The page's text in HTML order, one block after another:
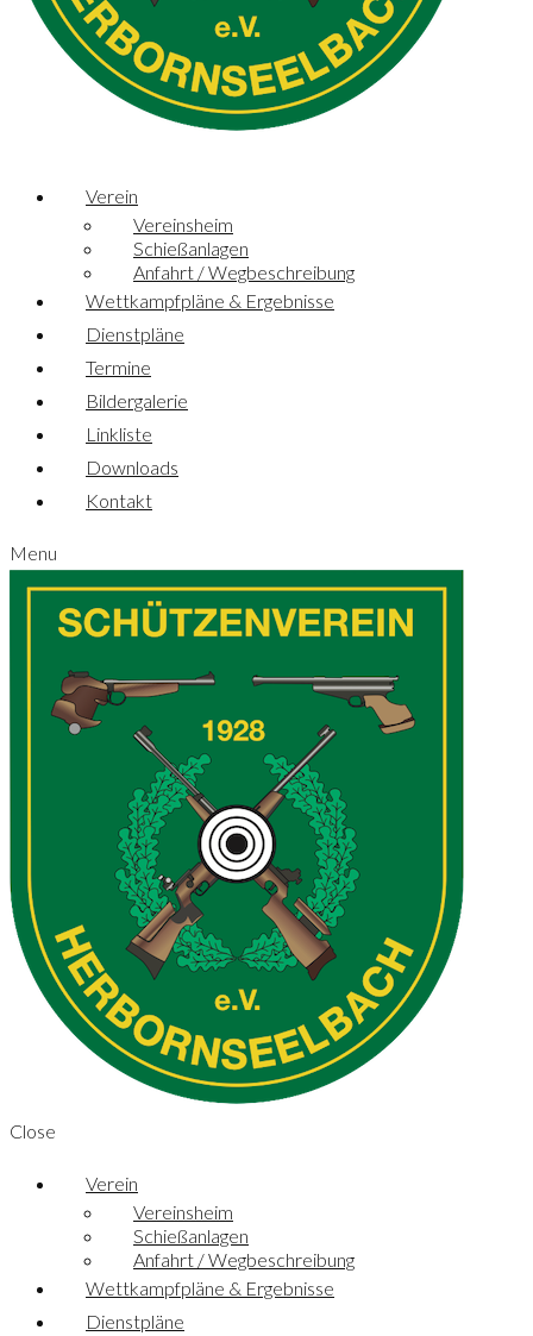
Verein
Vereinsheim
Schießanlagen
Anfahrt / Wegbeschreibung
Wettkampfpläne & Ergebnisse
Dienstpläne
Termine
Bildergalerie
Linkliste
Downloads
Kontakt
Menu
Close
Verein
Vereinsheim
Schießanlagen
Anfahrt / Wegbeschreibung
Wettkampfpläne & Ergebnisse
Dienstpläne